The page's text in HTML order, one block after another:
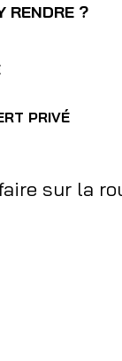
RENDRE ?
PRIVÉ
sur la